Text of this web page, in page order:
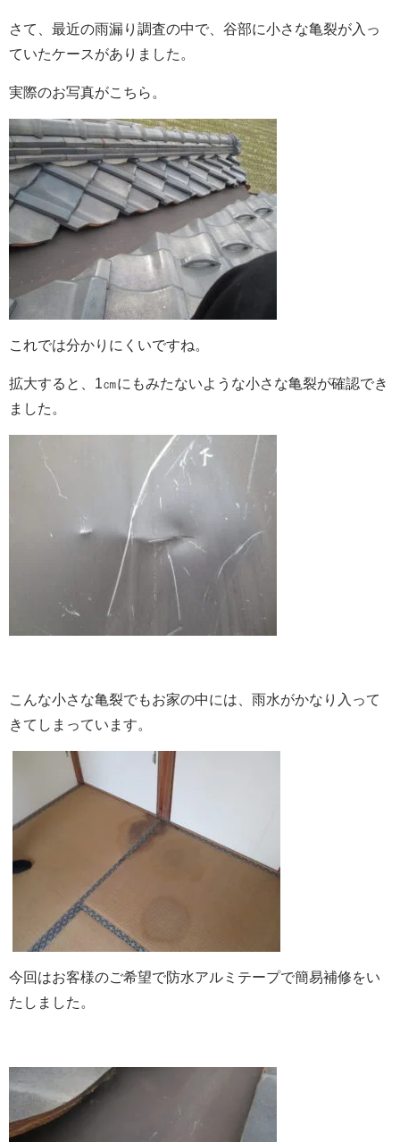
さて、最近の雨漏り調査の中で、谷部に小さな亀裂が入っ
ていたケースがありました。
実際のお写真がこちら。
これでは分かりにくいですね。
拡大すると、1㎝にもみたないような小さな亀裂が確認でき
ました。
こんな小さな亀裂でもお家の中には、雨水がかなり入って
きてしまっています。
今回はお客様のご希望で防水アルミテープで簡易補修をい
たしました。